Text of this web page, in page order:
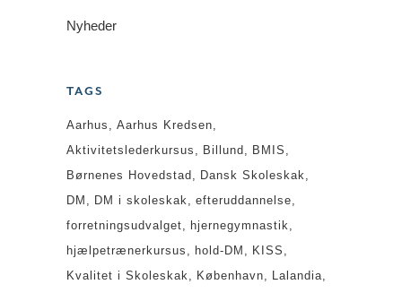
Nyheder
TAGS
Aarhus
Aarhus Kredsen
Aktivitetslederkursus
Billund
BMIS
Børnenes Hovedstad
Dansk Skoleskak
DM
DM i skoleskak
efteruddannelse
forretningsudvalget
hjernegymnastik
hjælpetrænerkursus
hold-DM
KISS
Kvalitet i Skoleskak
København
Lalandia